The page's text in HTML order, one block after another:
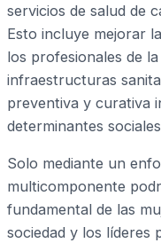
servicios de salud de
Esto incluye mejorar
los profesionales de
infraestructuras
preventiva y curativa
determinantes
Solo mediante un
multicomponente
fundamental de las
sociedad y los líderes